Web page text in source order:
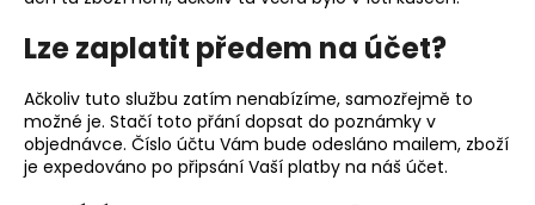
Lze zaplatit předem na účet?
Ačkoliv tuto službu zatím nenabízíme, samozřejmě to
možné je. Stačí toto přání dopsat do poznámky v
objednávce. Číslo účtu Vám bude odesláno mailem, zboží
je expedováno po připsání Vaší platby na náš účet.
D
o
p